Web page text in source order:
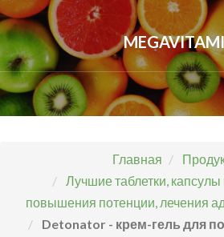
Главная
Лучшие таблетки, капсулы
повышения потенции, лечения
Detonator - крем-гель для